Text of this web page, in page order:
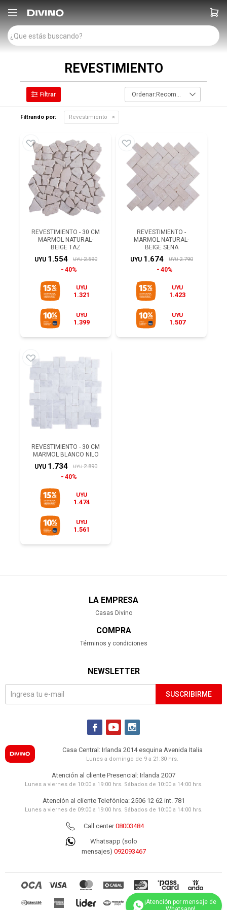

REVESTIMIENTO
Recomendados
Filtrando por: Revestimiento
REVESTIMIENTO - 30 CM
MARMOL NATURAL-
BEIGE TAZ
UYU 1.554 UYU 2.590
40%
UYU
1.321
UYU
1.399
REVESTIMIENTO -
MARMOL NATURAL-
BEIGE SENA
UYU 1.674 UYU 2.790
40%
UYU
1.423
UYU
1.507
REVESTIMIENTO - 30 CM
MARMOL BLANCO NILO
UYU 1.734 UYU 2.890
40%
UYU
1.474
UYU
1.561
LA EMPRESA
Casas Divino
COMPRA
Términos y condiciones
NEWSLETTER
SUSCRIBIRME
  
Casa Central: Irlanda 2014 esquina Avenida Italia
Lunes a domingo de 9 a 21:30 hrs.
Atención al cliente Presencial: Irlanda 2007
Lunes a viernes de 10:00 a 19:00 hrs. Sábados de 10:00 a 14:00 hrs.
Atención al cliente Telefónica: 2506 12 62 int. 781
Lunes a viernes de 09:00 a 19:00 hrs. Sábados de 10:00 a 14:00 hrs.
Call center08003484
Whatsapp (solo
mensajes) 092093467